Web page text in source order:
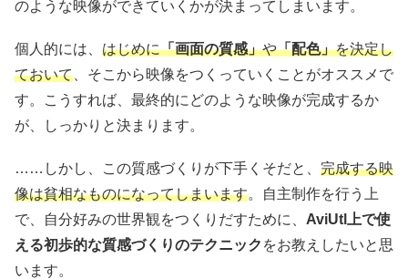
のような映像ができていくかが決まってしまいます。
個人的には、 はじめに「画面の質感」や「配色」を決定し
ておいて 、そこから映像をつくっていくことがオススメで
す。こうすれば、最終的にどのような映像が完成するか
が、しっかりと決まります。
……しかし、この質感づくりが下手くそだと、 完成する映
像は貧相なものになってしまいます。自主制作を行う上
で、自分好みの世界観をつくりだすために、 AviUtl上で使
える初歩的な質感づくりのテクニック をお教えしたいと思
います。